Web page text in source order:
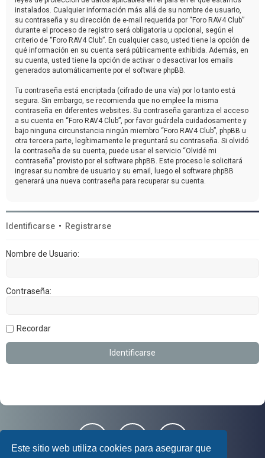
Este sitio web utiliza cookies para asegurar que
instalados. Cualquier información más allá de su nombre de usuario,
su contraseña y su dirección de e-mail requerida por “Foro RAV4 Club”
durante el proceso de registro será obligatoria u opcional, según el
criterio de “Foro RAV4 Club”. En cualquier caso, usted tiene la opción de
qué información en su cuenta será públicamente exhibida. Además, en
su cuenta, usted tiene la opción de activar o desactivar los emails
generados automáticamente por el software phpBB.
Tu contraseña está encriptada (cifrado de una vía) por lo tanto está
segura. Sin embargo, se recomienda que no emplee la misma
contraseña en diferentes websites. Su contraseña garantiza el acceso
a su cuenta en “Foro RAV4 Club”, por favor guárdela cuidadosamente y
bajo ninguna circunstancia ningún miembro “Foro RAV4 Club”, phpBB u
otra tercera parte, legítimamente le preguntará su contraseña. Si olvidó
la contraseña de su cuenta, puede usar el servicio “Olvidé mi
contraseña” provisto por el software phpBB. Este proceso le solicitará
ingresar su nombre de usuario y su email, luego el software phpBB
generará una nueva contraseña para recuperar su cuenta.
Identificarse • Registrarse
Nombre de Usuario:
Contraseña:
Recordar